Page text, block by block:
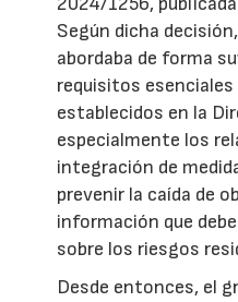
Según dicha
abordaba de forma
requisitos esenciales
establecidos en la
especialmente los
integración de
prevenir la caída de
información que
sobre los riesgos
Desde entonces, el